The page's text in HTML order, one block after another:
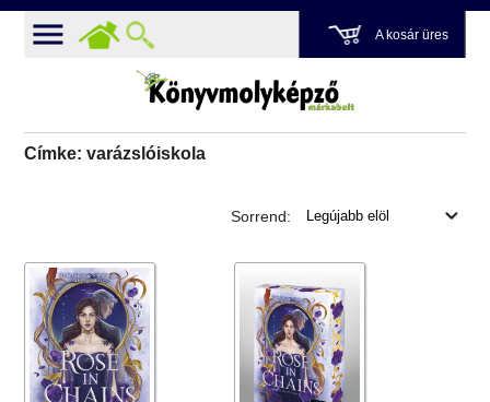
A kosár üres
Címke: varázslóiskola
Sorrend: